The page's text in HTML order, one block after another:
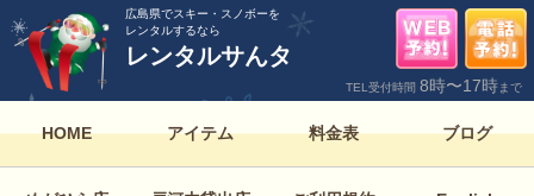
広島県でスキー・スノボーを
レンタルするなら
レンタルサんタ
TEL受付時間 8時〜17時まで
HOME アイテム 料金表 ブログ